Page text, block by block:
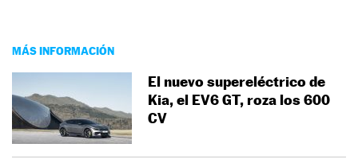
MÁS INFORMACIÓN
El nuevo supereléctrico de
Kia, el EV6 GT, roza los 600
CV